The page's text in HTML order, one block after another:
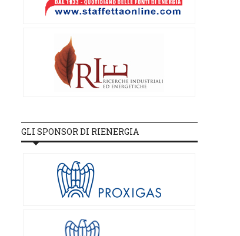
GLI SPONSOR DI RIENERGIA